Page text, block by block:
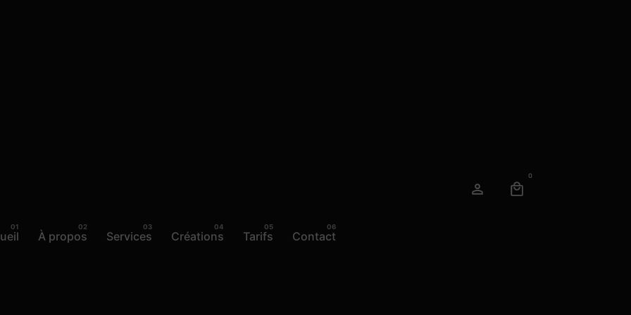
À propos Services Créations Tarifs Contact
0